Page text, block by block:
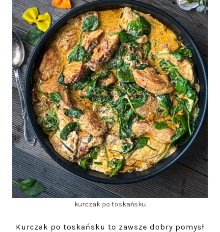
kurczak po toskańsku
Kurczak po toskańsku to zawsze dobry pomysł